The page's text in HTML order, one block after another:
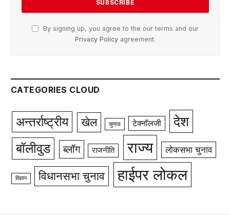
By signing up, you agree to the our terms and our
Privacy Policy agreement.
CATEGORIES CLOUD
अन्तर्राष्ट्रीय खेल चुनाव टेक्नॉलजी देश
बॉलीवुड ब्लॉग राजनीति राज्य लोकसभा चुनाव
विज्ञान विधानसभा चुनाव हाईपर लोकल